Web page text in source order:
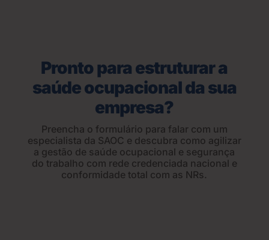
Pronto para estruturar a
saúde ocupacional da sua
empresa?
Preencha o formulário para falar com um
especialista da SAOC e descubra como agilizar
a gestão de saúde ocupacional e segurança
do trabalho com rede credenciada nacional e
conformidade total com as NRs.